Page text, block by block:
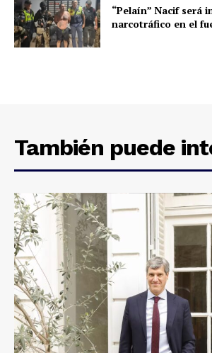
“Pelaín” Nacif será
narcotráfico en el
También puede